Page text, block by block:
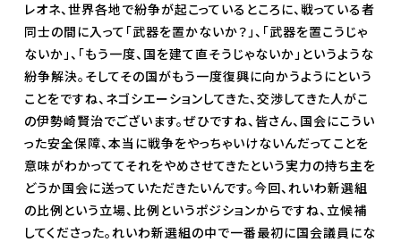
レオネ、世界各地で紛争が起こっているところに、戦っている者
同士の間に入って「武器を置かないか？」、「武器を置こうじゃ
ないか」、「もう一度、国を建て直そうじゃないか」というような
紛争解決。そしてその国がもう一度復興に向かうようにという
ことをですね、ネゴシエーションしてきた、交渉してきた人がこ
の伊勢崎賢治でございます。ぜひですね、皆さん、国会にこうい
った安全保障、本当に戦争をやっちゃいけないんだってことを
意味がわかっててそれをやめさせてきたという実力の持ち主を
どうか国会に送っていただきたいんです。今回、れいわ新選組
の比例という立場、比例というポジションからですね、立候補
してくださった。れいわ新選組の中で一番最初に国会議員にな